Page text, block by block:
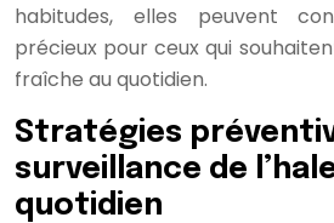
habitudes, elles peuvent
précieux pour ceux qui
fraîche au quotidien.
Stratégies
surveillance de
quotidien